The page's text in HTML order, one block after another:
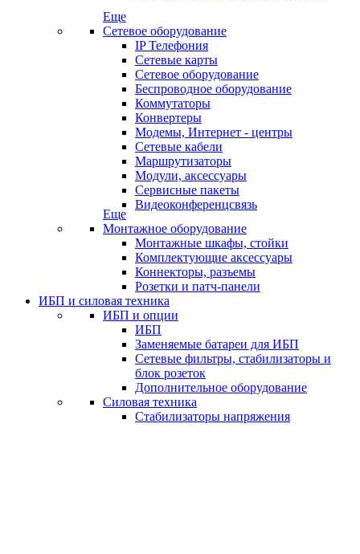
Еще
Сетевое оборудование
IP Телефония
Сетевые карты
Сетевое оборудование
Беспроводное оборудование
Коммутаторы
Конвертеры
Модемы, Интернет - центры
Сетевые кабели
Маршрутизаторы
Модули, аксессуары
Сервисные пакеты
Видеоконференцсвязь
Еще
Монтажное оборудование
Монтажные шкафы, стойки
Комплектующие аксессуары
Коннекторы, разъемы
Розетки и патч-панели
ИБП и силовая техника
ИБП и опции
ИБП
Заменяемые батареи для ИБП
Сетевые фильтры, стабилизаторы и
блок розеток
Дополнительное оборудование
Силовая техника
Стабилизаторы напряжения